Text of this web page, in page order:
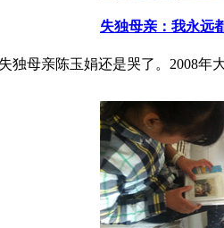
失独母亲：我永远
独母亲陈玉娟还是哭了。2008